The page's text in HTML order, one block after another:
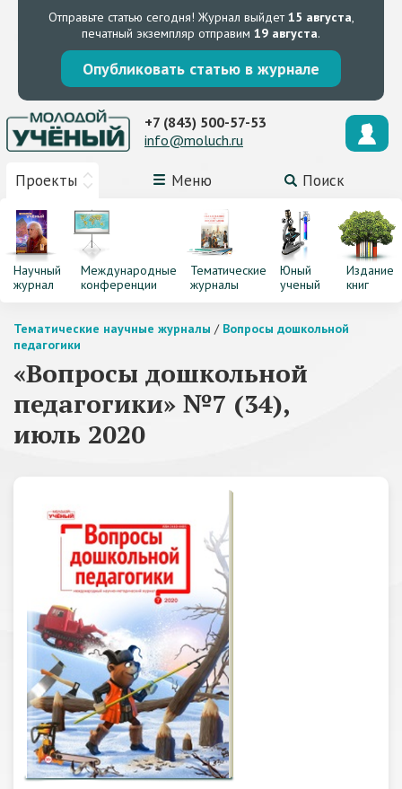
Отправьте статью сегодня! Журнал выйдет15 августа,
печатный экземпляр отправим 19 августа.
Опубликовать статью в журнале
Проекты Меню Поиск
+7 (843) 500-57-53
info@moluch.ru
Научный
журнал
Международные
конференции
Тематические
журналы
Юный
ученый
Издание
книг
Тематические научные журналы / Вопросы дошкольной
педагогики
«Вопросы дошкольной
педагогики» №7 (34),
июль 2020